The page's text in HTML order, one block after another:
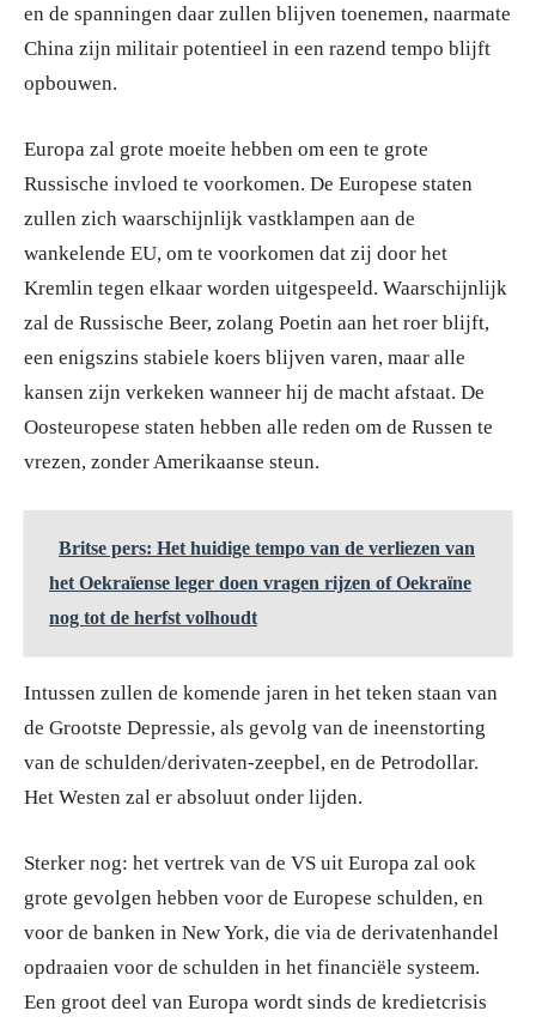
en de spanningen daar zullen blijven toenemen, naarmate
China zijn militair potentieel in een razend tempo blijft
opbouwen.
Europa zal grote moeite hebben om een te grote
Russische invloed te voorkomen. De Europese staten
zullen zich waarschijnlijk vastklampen aan de
wankelende EU, om te voorkomen dat zij door het
Kremlin tegen elkaar worden uitgespeeld. Waarschijnlijk
zal de Russische Beer, zolang Poetin aan het roer blijft,
een enigszins stabiele koers blijven varen, maar alle
kansen zijn verkeken wanneer hij de macht afstaat. De
Oosteuropese staten hebben alle reden om de Russen te
vrezen, zonder Amerikaanse steun.
Britse pers: Het huidige tempo van de verliezen van
het Oekraïense leger doen vragen rijzen of Oekraïne
nog tot de herfst volhoudt
Intussen zullen de komende jaren in het teken staan van
de Grootste Depressie, als gevolg van de ineenstorting
van de schulden/derivaten-zeepbel, en de Petrodollar.
Het Westen zal er absoluut onder lijden.
Sterker nog: het vertrek van de VS uit Europa zal ook
grote gevolgen hebben voor de Europese schulden, en
voor de banken in New York, die via de derivatenhandel
opdraaien voor de schulden in het financiële systeem.
Een groot deel van Europa wordt sinds de kredietcrisis